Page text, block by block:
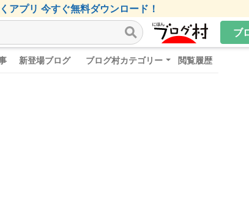
アプリ 今すぐ無料ダウンロード！
ブ
新登場ブログ ブログ村カテゴリー 閲覧履歴